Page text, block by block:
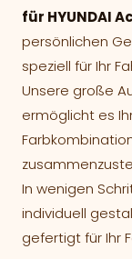
für HYUNDAI
persönlichen
speziell für Ihr
Unsere große
ermöglicht es
In wenigen
individuell
gefertigt für Ihr